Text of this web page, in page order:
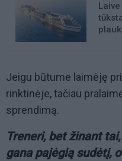
Jeigu būtume laimėję
rinktinėje, tačiau
sprendimą.
Treneri, bet žinant
gana pajėgią sudėtį,